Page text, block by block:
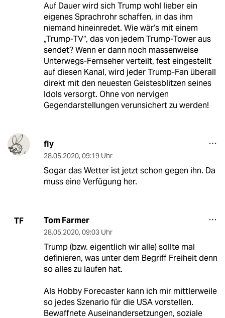
Auf Dauer wird sich Trump wohl lieber ein
eigenes Sprachrohr schaffen, in das ihm
niemand hineinredet. Wie wär’s mit einem
„Trump-TV“, das von jedem Trump-Tower aus
sendet? Wenn er dann noch massenweise
Unterwegs-Fernseher verteilt, fest eingestellt
auf diesen Kanal, wird jeder Trump-Fan überall
direkt mit den neuesten Geistesblitzen seines
Idols versorgt. Ohne von nervigen
Gegendarstellungen verunsichert zu werden!
fly
28.05.2020, 09:19 Uhr
Sogar das Wetter ist jetzt schon gegen ihn. Da
muss eine Verfügung her.
TF Tom Farmer
28.05.2020, 09:03 Uhr
Trump (bzw. eigentlich wir alle) sollte mal
definieren, was unter dem Begriff Freiheit denn
so alles zu laufen hat.
Als Hobby Forecaster kann ich mir mittlerweile
so jedes Szenario für die USA vorstellen.
Bewaffnete Auseinandersetzungen, soziale